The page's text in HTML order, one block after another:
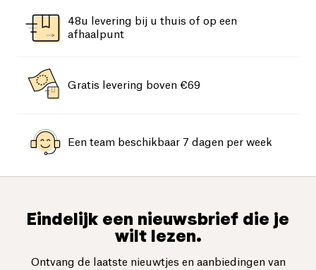
48u levering bij u thuis of op een
afhaalpunt
Gratis levering boven €69
Een team beschikbaar 7 dagen per week
Eindelijk een nieuwsbrief die je
wilt lezen.
Ontvang de laatste nieuwtjes en aanbiedingen van